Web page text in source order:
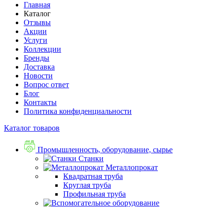
Главная
Каталог
Отзывы
Акции
Услуги
Коллекции
Бренды
Доставка
Новости
Вопрос ответ
Блог
Контакты
Политика конфиденциальности
Каталог товаров
Промышленность, оборудование, сырье
Станки
Металлопрокат
Квадратная труба
Круглая труба
Профильная труба